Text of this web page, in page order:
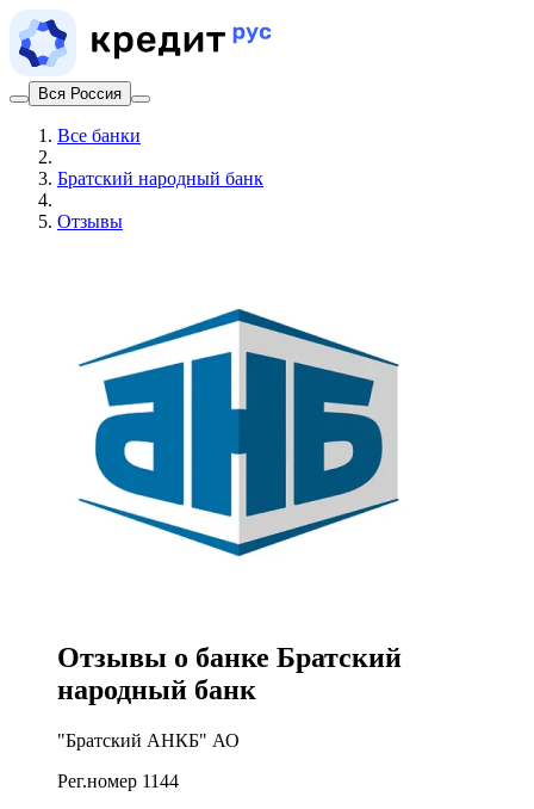
Вся Россия
Все банки
Братский народный банк
Отзывы
Отзывы о банке Братский
народный банк
"Братский АНКБ" АО
Рег.номер 1144